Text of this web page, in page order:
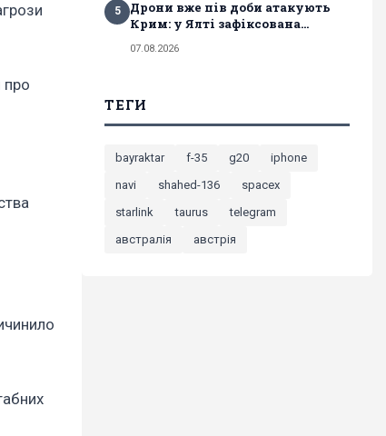
про
5
Дрони вже пів доби атакують
Крим: у Ялті зафіксована...
07.08.2026
ТЕГИ
bayraktar f-35 g20
iphone
navi
shahed-136
spacex
starlink
taurus
telegram
австралія
австрія